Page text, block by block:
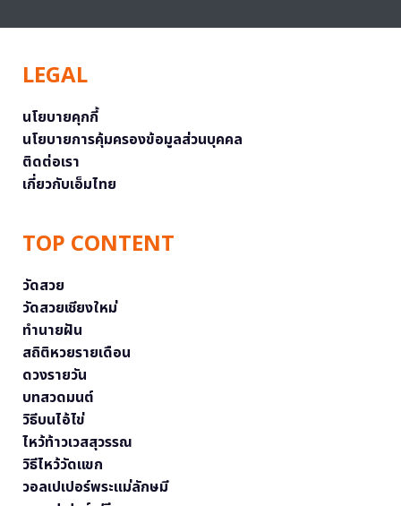
LEGAL
นโยบายคุกกี้
นโยบายการคุ้มครองข้อมูลส่วนบุคคล
ติดต่อเรา
เกี่ยวกับเอ็มไทย
TOP CONTENT
วัดสวย
วัดสวยเชียงใหม่
ทำนายฝัน
สถิติหวยรายเดือน
ดวงรายวัน
บทสวดมนต์
วิธีบนไอ้ไข่
ไหว้ท้าวเวสสุวรรณ
วิธีไหว้วัดแขก
วอลเปเปอร์พระแม่ลักษมี